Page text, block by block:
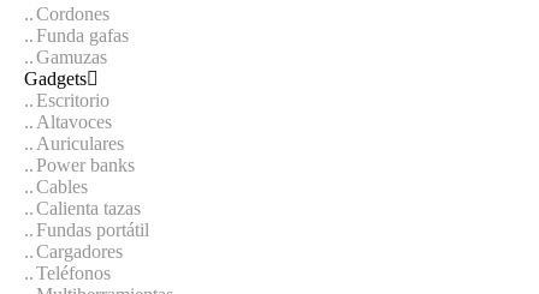
Cordones
Funda gafas
Gamuzas
Gadgets
Escritorio
Altavoces
Auriculares
Power banks
Cables
Calienta tazas
Fundas portátil
Cargadores
Teléfonos